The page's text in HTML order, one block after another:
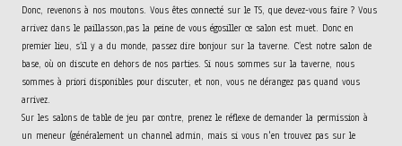
Donc, revenons à nos moutons. Vous êtes connecté sur le TS, que devez-vous faire ? Vous
arrivez dans le paillasson,pas la peine de vous égosiller ce salon est muet. Donc en
premier lieu, s’il y a du monde, passez dire bonjour sur la taverne. C’est notre salon de
base, où on discute en dehors de nos parties. Si nous sommes sur la taverne, nous
sommes à priori disponibles pour discuter, et non, vous ne dérangez pas quand vous
arrivez.
Sur les salons de table de jeu par contre, prenez le réflexe de demander la permission à
un meneur (généralement un channel admin, mais si vous n'en trouvez pas sur le